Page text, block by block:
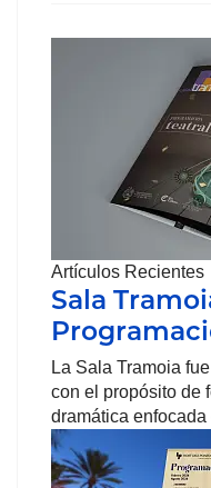
Artículos Recientes
Sala
La Sala Tramoia
con el propósito de
dramática